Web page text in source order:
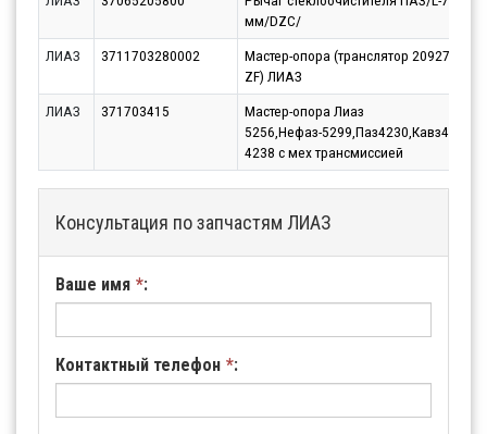
мм/DZC/
ЛИАЗ
3711703280002
Мастер-опора (транслятор 209270,
ZF) ЛИАЗ
ЛИАЗ
371703415
Мастер-опора Лиаз
5256,Нефаз-
4238 с мех трансмиссией
Консультация по запчастям ЛИАЗ
Ваше имя *:
Контактный телефон *: